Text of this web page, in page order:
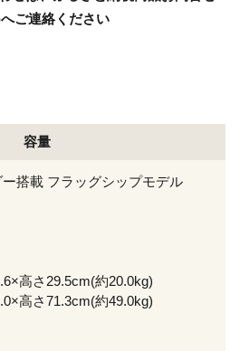
ご連絡ください
容量
搭載 フラッグシップモデル
高さ29.5cm(約20.0kg)
高さ71.3cm(約49.0kg)